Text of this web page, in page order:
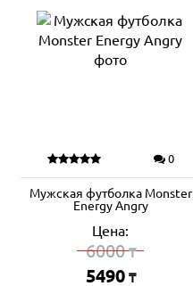
0
Мужская футболка Monster
Energy Angry
Цена:
6000₸
5490 ₸